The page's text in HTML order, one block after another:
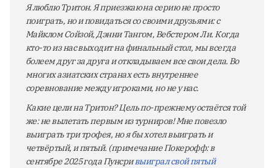
Я люблю Тритон. Я приезжаю на серию не просто
поиграть, но и повидаться со своими друзьями: с
Майклом Сойзой, Дэнни Тангом, Вебстером Ли. Когда
кто-то из нас выходит на финальный стол, мы всегда
болеем друг за друга и откладываем все свои дела. Во
многих азиатских странах есть внутреннее
соревнование между игроками, но не у нас.
Какие цели на Тритон? Цель по-прежнему остаётся той
же: не вылетать первым из турниров! Мне повезло
выиграть три трофея, но я бы хотел выиграть и
четвёртый, и пятый. (примечание Покерофф: в
сентябре 2025 года Пунсривыиграл свой пятый